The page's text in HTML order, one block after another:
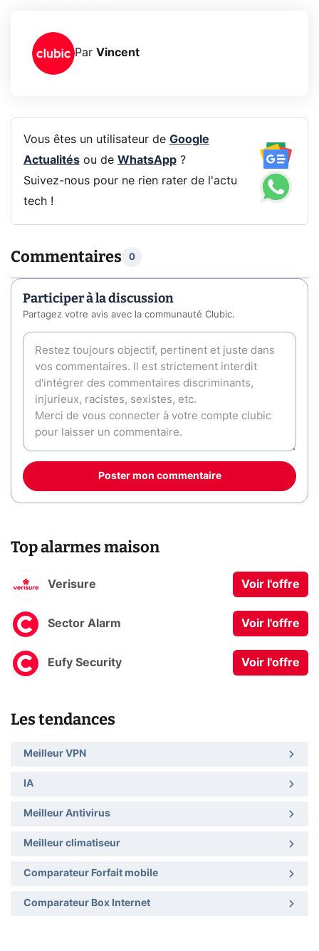
Par Vincent
Vous êtes un utilisateur de Google
Actualitésou de WhatsApp?
Suivez-nous pour ne rien rater de l'actu
tech !
Commentaires 0
Participer à la discussion
Partagez votre avis avec la communauté Clubic.
Poster mon commentaire
Top alarmes maison
Verisure Voir l'offre
Sector Alarm Voir l'offre
Eufy Security Voir l'offre
Les tendances
Meilleur VPN
IA
Meilleur Antivirus
Meilleur climatiseur
Comparateur Forfait mobile
Comparateur Box Internet